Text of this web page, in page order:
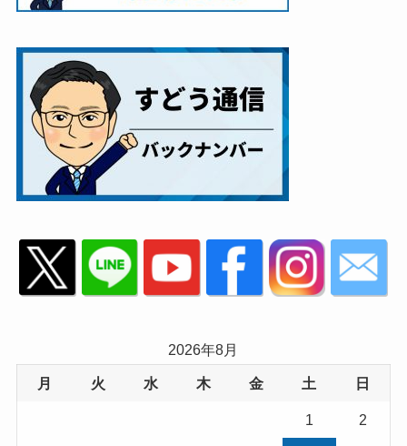
2026年8月
月 火 水 木 金 土 日
1 2